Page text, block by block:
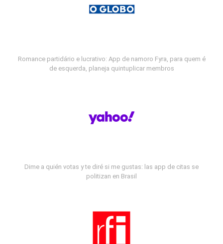
Romance partidário e lucrativo: App de namoro Fyra, para quem é
de esquerda, planeja quintuplicar membros
Dime a quién votas y te diré si me gustas: las app de citas se
politizan en Brasil